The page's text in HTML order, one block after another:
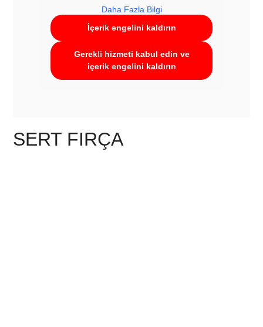
Daha Fazla Bilgi
İçerik engelini kaldırın
Gerekli hizmeti kabul edin ve
içerik engelini kaldırın
SERT FIRÇA